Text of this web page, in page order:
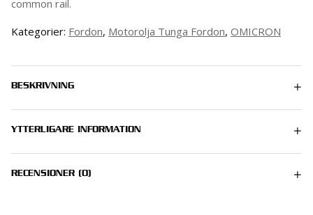
common rail.
Kategorier: Fordon, Motorolja Tunga Fordon, OMICRON
BESKRIVNING
YTTERLIGARE INFORMATION
RECENSIONER (0)